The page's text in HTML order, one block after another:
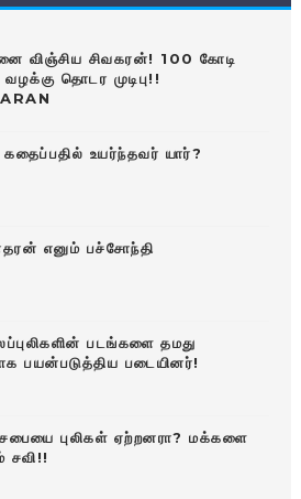
விஞ்சிய சிவகரன்! 100 கோடி
வழக்கு தொடர முடிபு!!
கதைப்பதில் உயர்ந்தவர் யார்?
எனும் பச்சோந்தி
படங்களை தமது
பயன்படுத்திய படையினர்!
புலிகள் ஏற்றனரா? மக்களை
சவி!!